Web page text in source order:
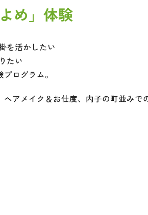
め」体験
を活かしたい
たい
ログラム。
アメイク＆お仕度、内子の町並みで